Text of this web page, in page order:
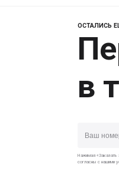
ОСТАЛИСЬ
в
Нажимая «Заказать
согласны с нашими